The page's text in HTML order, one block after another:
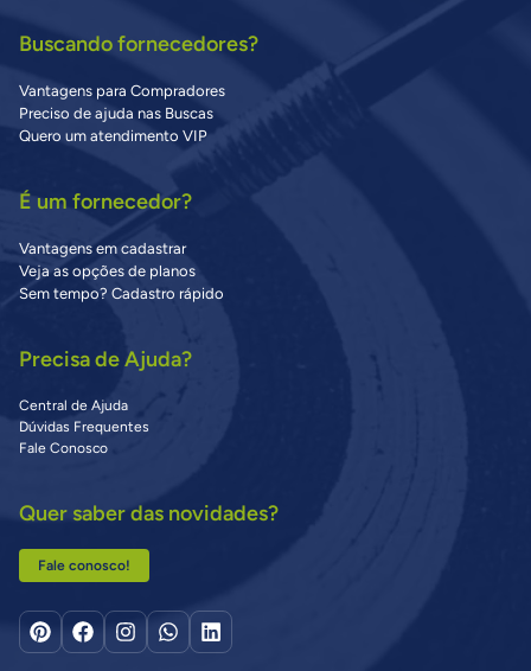
Buscando fornecedores?
Vantagens para Compradores
Preciso de ajuda nas Buscas
Quero um atendimento VIP
É um fornecedor?
Vantagens em cadastrar
Veja as opções de planos
Sem tempo? Cadastro rápido
Precisa de Ajuda?
Central de Ajuda
Dúvidas Frequentes
Fale Conosco
Quer saber das novidades?
Fale conosco!